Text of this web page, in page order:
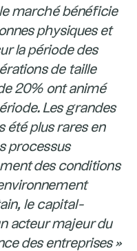
marché bénéficie
physiques et
la période des
de taille
20% ont animé
Les grandes
été plus rares en
processus
des conditions
le capital-
acteur majeur du
des entreprises »